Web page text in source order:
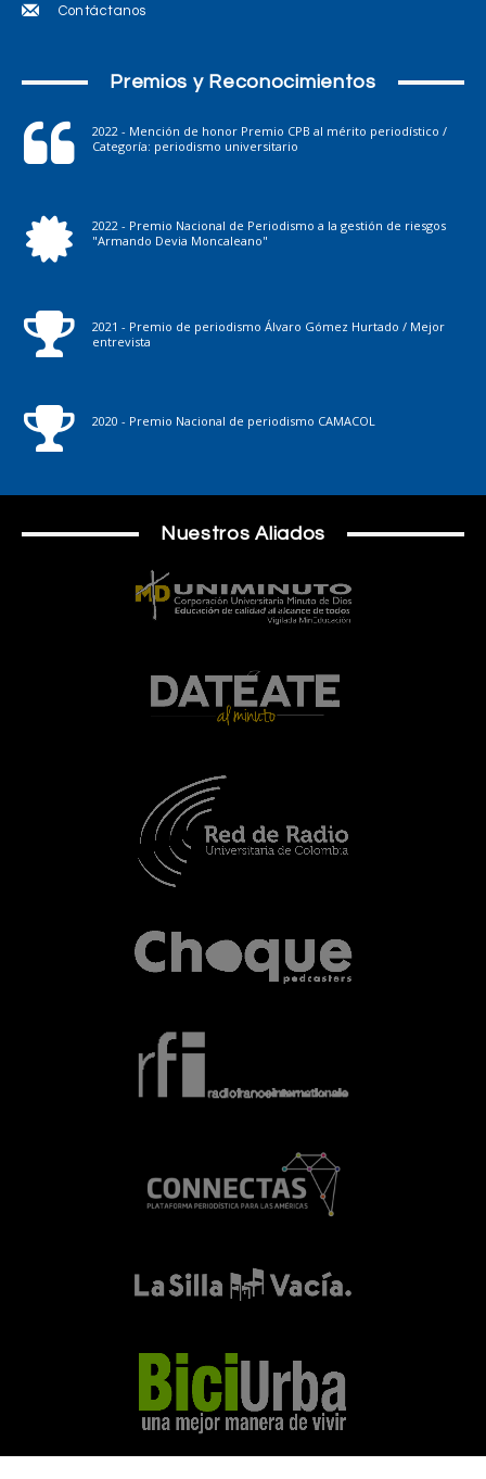
Contáctanos
Premios y Reconocimientos
2022 - Mención de honor Premio CPB al mérito periodístico /
Categoría: periodismo universitario
2022 - Premio Nacional de Periodismo a la gestión de riesgos
"Armando Devia Moncaleano"
2021 - Premio de periodismo Álvaro Gómez Hurtado / Mejor
entrevista
2020 - Premio Nacional de periodismo CAMACOL
Nuestros Aliados